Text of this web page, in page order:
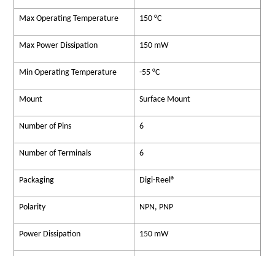
Max Operating Temperature 150 °C
Max Power Dissipation 150 mW
Min Operating Temperature -55 °C
Mount Surface Mount
Number of Pins 6
Number of Terminals 6
Packaging Digi-Reel®
Polarity NPN, PNP
Power Dissipation 150 mW